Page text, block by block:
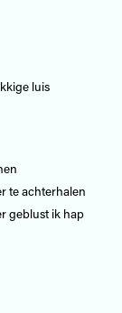
luis
te achterhalen
geblust ik hap